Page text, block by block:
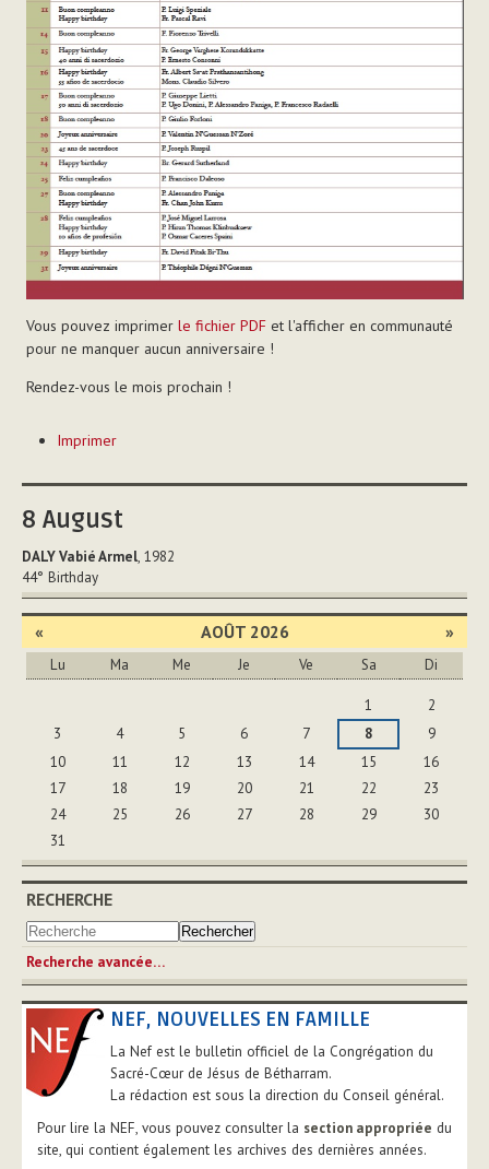
Vous pouvez imprimer le fichier PDFet l'afficher en communauté
pour ne manquer aucun anniversaire !
Rendez-vous le mois prochain !
sur
document
Imprimer
8 August
DALY Vabié Armel, 1982
44° Birthday
« AOÛT 2026 »
Lu Ma Me Je Ve Sa Di
1
2
3
4 5 6 7 8
9
10
11 12 13 14 15
16
17
18 19 20 21 22
23
24
25 26 27 28 29
30
31
RECHERCHE
Recherche avancée…
NEF, NOUVELLES EN FAMILLE
La Nef est le bulletin officiel de la Congrégation du
Sacré-Cœur de Jésus de Bétharram.
La rédaction est sous la direction du Conseil général.
Pour lire la NEF, vous pouvez consulter la section appropriée du
site, qui contient également les archives des dernières années.